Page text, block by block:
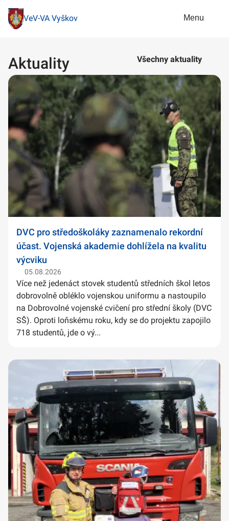
VeV-VA Vyškov Menu
Aktuality Všechny aktuality
DVC pro středoškoláky zaznamenalo rekordní
účast. Vojenská akademie dohlížela na kvalitu
výcviku
05.08.2026
Více než jedenáct stovek studentů středních škol letos
dobrovolně obléklo vojenskou uniformu a nastoupilo
na Dobrovolné vojenské cvičení pro střední školy (DVC
SŠ). Oproti loňskému roku, kdy se do projektu zapojilo
718 studentů, jde o vý...